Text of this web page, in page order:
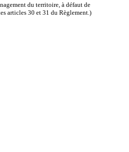
du territoire, à défaut de
articles 30 et 31 du Règlement.)